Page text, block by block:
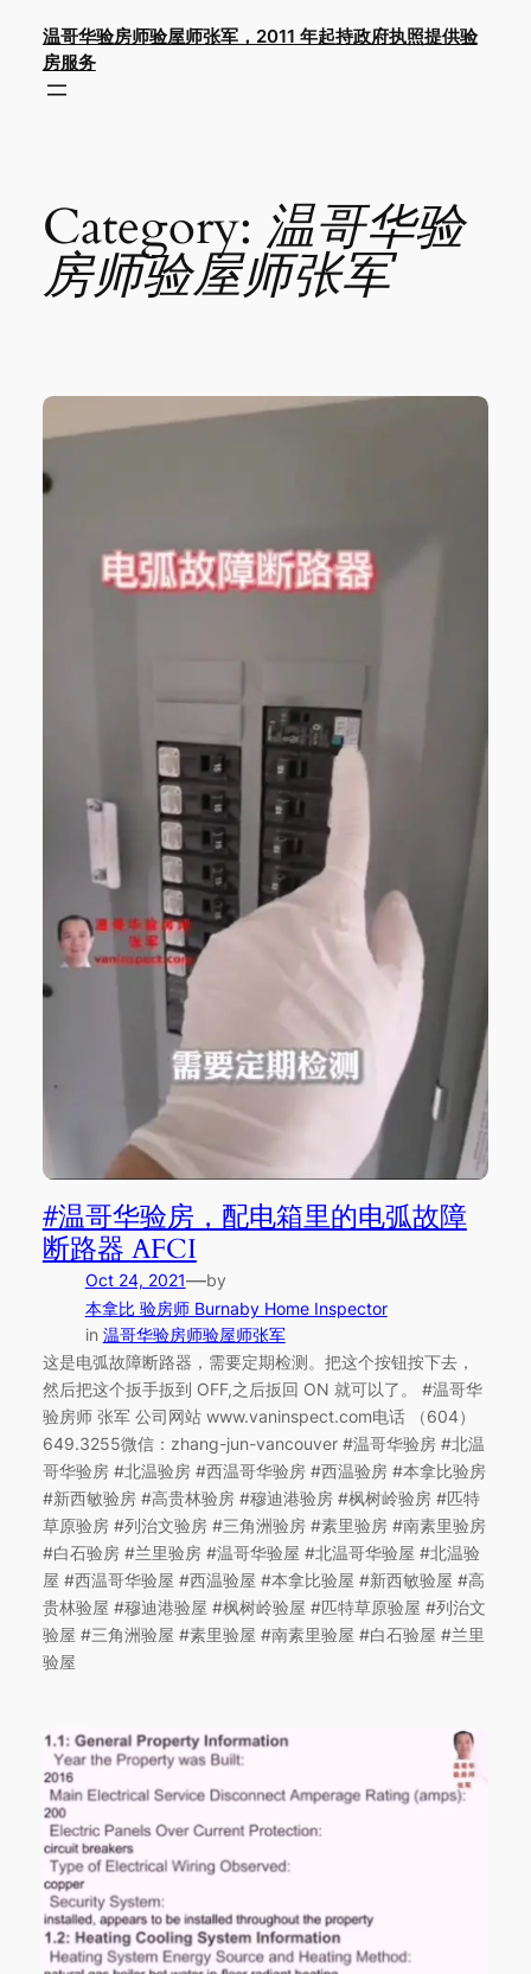
content
温哥华验房师验屋师张军，2011 年起持政府执照提供验
房服务
Category: 温哥华验
房师验屋师张军
#温哥华验房，配电箱里的电弧故障
断路器 AFCI
Oct 24, 2021—by
本拿比 验房师 Burnaby Home Inspector
in 温哥华验房师验屋师张军
这是电弧故障断路器，需要定期检测。把这个按钮按下去，
然后把这个扳手扳到 OFF,之后扳回 ON 就可以了。 #温哥华
验房师 张军 公司网站 www.vaninspect.com电话 （604）
649.3255微信：zhang-jun-vancouver #温哥华验房 #北温
哥华验房 #北温验房 #西温哥华验房 #西温验房 #本拿比验房
#新西敏验房 #高贵林验房 #穆迪港验房 #枫树岭验房 #匹特
草原验房 #列治文验房 #三角洲验房 #素里验房 #南素里验房
#白石验房 #兰里验房 #温哥华验屋 #北温哥华验屋 #北温验
屋 #西温哥华验屋 #西温验屋 #本拿比验屋 #新西敏验屋 #高
贵林验屋 #穆迪港验屋 #枫树岭验屋 #匹特草原验屋 #列治文
验屋 #三角洲验屋 #素里验屋 #南素里验屋 #白石验屋 #兰里
验屋